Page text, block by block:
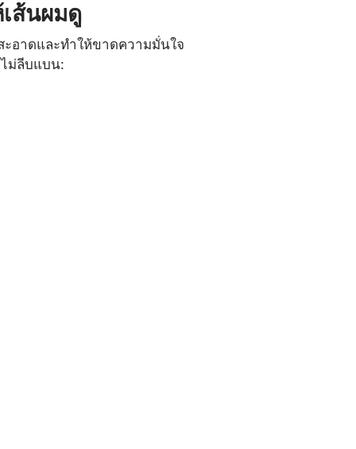
ส้นผมดู
อาดและทำให้ขาดความมั่นใจ
ม่ลีบแบน: